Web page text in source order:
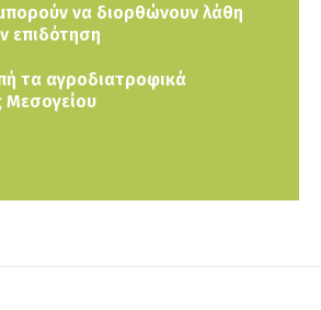
να διορθώνουν λάθη
επιδότηση
τα αγροδιατροφικά
Μεσογείου